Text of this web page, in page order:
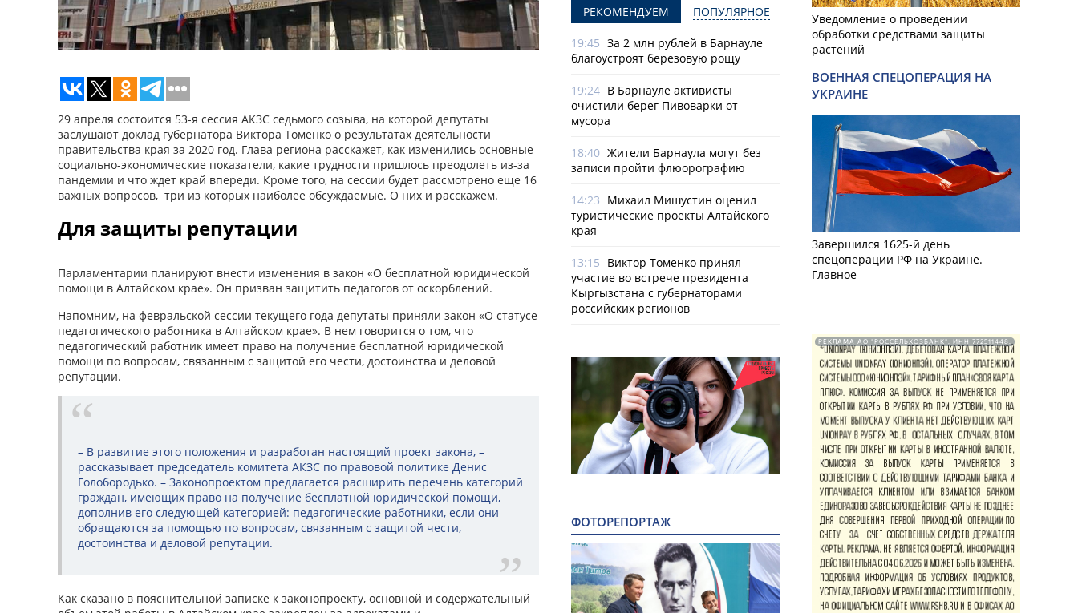
29 апреля состоится 53-я сессия АКЗС седьмого созыва, на которой депутаты
заслушают доклад губернатора Виктора Томенко о результатах деятельности
правительства края за 2020 год. Глава региона расскажет, как изменились основные
социально-экономические показатели, какие трудности пришлось преодолеть из-за
пандемии и что ждет край впереди. Кроме того, на сессии будет рассмотрено еще 16
важных вопросов, три из которых наиболее обсуждаемые. О них и расскажем.
Для защиты репутации
Парламентарии планируют внести изменения в закон «О бесплатной юридической
помощи в Алтайском крае». Он призван защитить педагогов от оскорблений.
Напомним, на февральской сессии текущего года депутаты приняли закон «О статусе
педагогического работника в Алтайском крае». В нем говорится о том, что
педагогический работник имеет право на получение бесплатной юридической
помощи по вопросам, связанным с защитой его чести, достоинства и деловой
репутации.
– В развитие этого положения и разработан настоящий проект закона, –
рассказывает председатель комитета АКЗС по правовой политике Денис
Голобородько. – Законопроектом предлагается расширить перечень категорий
граждан, имеющих право на получение бесплатной юридической помощи,
дополнив его следующей категорией: педагогические работники, если они
обращаются за помощью по вопросам, связанным с защитой чести,
достоинства и деловой репутации.
Как сказано в пояснительной записке к законопроекту, основной и содержательный
РЕКОМЕНДУЕМ ПОПУЛЯРНОЕ
19:45 За 2 млн рублей в Барнауле
благоустроят березовую рощу
19:24 В Барнауле активисты
очистили берег Пивоварки от
мусора
18:40 Жители Барнаула могут без
записи пройти флюорографию
14:23 Михаил Мишустин оценил
туристические проекты Алтайского
края
13:15 Виктор Томенко принял
участие во встрече президента
Кыргызстана с губернаторами
российских регионов
ФОТОРЕПОРТАЖ
Уведомление о проведении
обработки средствами защиты
растений
ВОЕННАЯ СПЕЦОПЕРАЦИЯ НА
УКРАИНЕ
Завершился 1625-й день
спецоперации РФ на Украине.
Главное
РЕКЛАМА АО "РОССЕЛЬХОЗБАНК". ИНН 772511448.